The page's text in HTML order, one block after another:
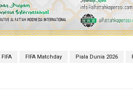
FIFA FIFA Matchday Piala Dunia 2026